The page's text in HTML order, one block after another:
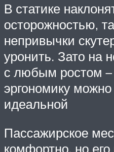
В статике
осторожностью,
непривычки
уронить. Зато на
с любым ростом –
эргономику можно
идеальной
Пассажирское
комфортно, но